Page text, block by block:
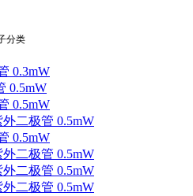
分类
0.3mW
0.5mW
0.5mW
二极管 0.5mW
0.5mW
二极管 0.5mW
二极管 0.5mW
二极管 0.5mW